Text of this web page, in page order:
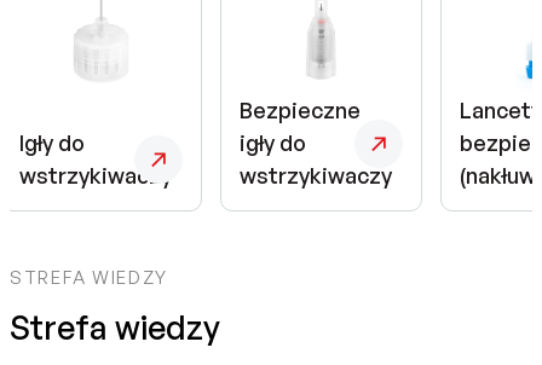
Igły do
wstrzykiwaczy
Bezpieczne
igły do
wstrzykiwaczy
Lancety
STREFA WIEDZY
Strefa wiedzy